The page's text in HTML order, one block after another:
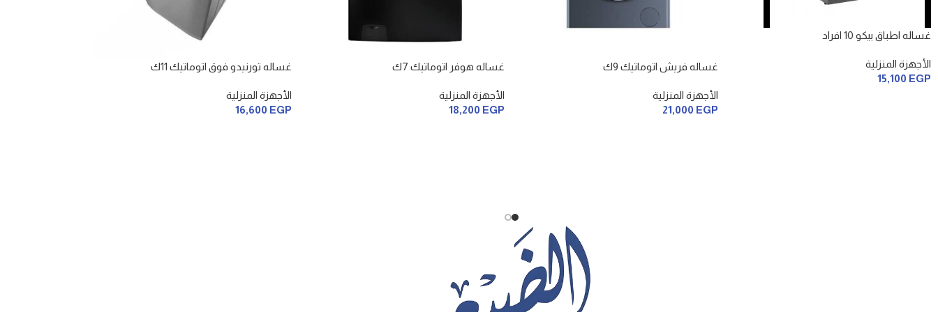
غساله اطباق بيكو 10 افراد
الأجهزة المنزلية
15,100 EGP
غساله فريش اتوماتيك 9ك
الأجهزة المنزلية
21,000 EGP
غساله هوفر اتوماتيك 7ك
الأجهزة المنزلية
18,200 EGP
غساله تورنيدو فوق اتوماتيك 11ك
الأجهزة المنزلية
16,600 EGP